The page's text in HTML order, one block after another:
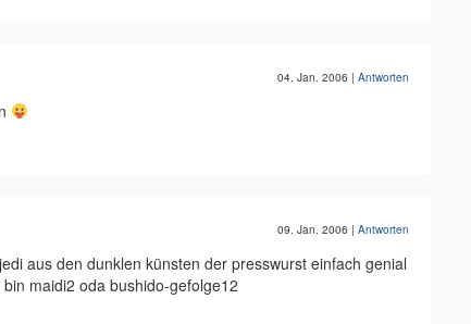
04. Jan. 2006 | Antworten
09. Jan. 2006 | Antworten
aus den dunklen künsten der presswurst einfach genial
maidi2 oda bushido-gefolge12